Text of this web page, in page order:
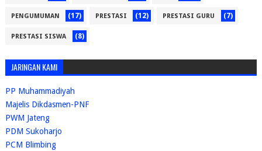
PENGUMUMAN (17) PRESTASI (12) PRESTASI GURU (7)
PRESTASI SISWA (8)
JARINGAN KAMI
PP Muhammadiyah
Majelis Dikdasmen-PNF
PWM Jateng
PDM Sukoharjo
PCM Blimbing